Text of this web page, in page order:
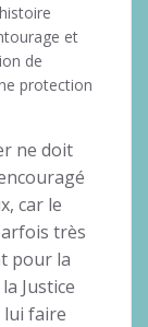
et
de
protection
ne doit
car le
très
pour la
Justice
lui faire